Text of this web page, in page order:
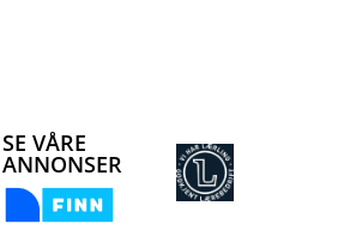
SE VÅRE
ANNONSER